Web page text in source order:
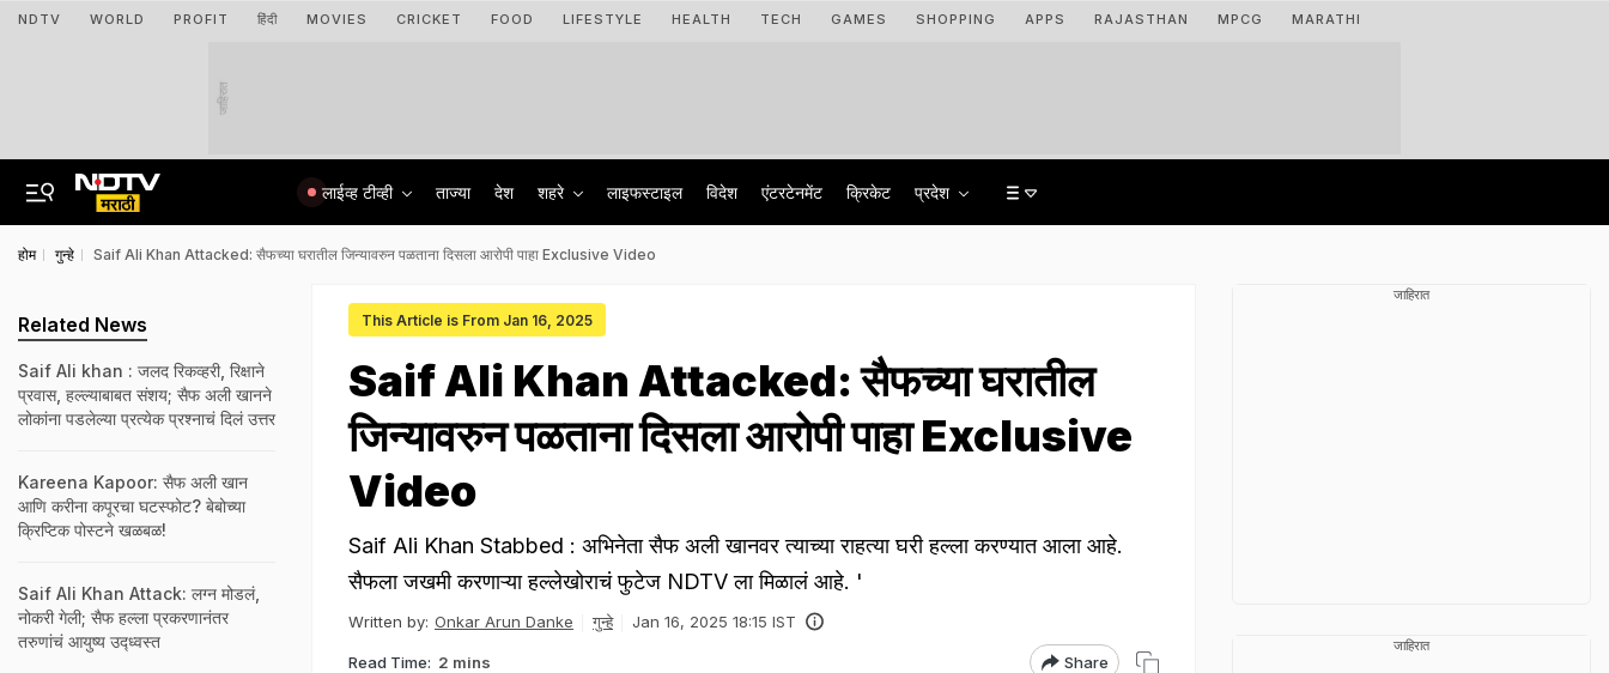
NDTV WORLD PROFIT हिंदी MOVIES CRICKET FOOD LIFESTYLE HEALTH TECH GAMES SHOPPING APPS RAJASTHAN MPCG MARATHI
जाहिरात
लाईव्ह टीव्ही ताज्या देश शहरे लाइफस्टाइल विदेश एंटरटेनमेंट क्रिकेट प्रदेश
होम गुन्हे Saif Ali Khan Attacked: सैफच्या घरातील जिन्यावरुन पळताना दिसला आरोपी पाहा Exclusive Video
This Article is From Jan 16, 2025
Saif Ali Khan Attacked: सैफच्या घरातील
जिन्यावरुन पळताना दिसला आरोपी पाहा Exclusive
Video
Saif Ali Khan Stabbed : अभिनेता सैफ अली खानवर त्याच्या राहत्या घरी हल्ला करण्यात आला आहे.
सैफला जखमी करणाऱ्या हल्लेखोराचं फुटेज NDTV ला मिळालं आहे. '
Written by: Onkar Arun Danke गुन्हे Jan 16, 2025 18:15 IST
Read Time: 2 mins Share
Related News
Saif Ali khan : जलद रिकव्हरी, रिक्षाने
प्रवास, हल्ल्याबाबत संशय; सैफ अली खानने
लोकांना पडलेल्या प्रत्येक प्रश्नाचं दिलं उत्तर
Kareena Kapoor: सैफ अली खान
आणि करीना कपूरचा घटस्फोट? बेबोच्या
क्रिप्टिक पोस्टने खळबळ!
Saif Ali Khan Attack: लग्न मोडलं,
नोकरी गेली; सैफ हल्ला प्रकरणानंतर
तरुणांचं आयुष्य उद्ध्वस्त
जाहिरात
जाहिरात